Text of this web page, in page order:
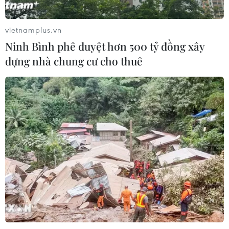
Xem thêm
CƠ QUAN CHỦ QUẢN: THÔNG TẤN XÃ VIỆT NAM
Tổng Biên tập: TRẦN TIẾN DUẨN
Phó Tổng Biên tập: NGUYỄN THỊ TÁM, KHÚC THANH
THỦY
Sở hữu trí tuệ
Quy định sử dụng
RSS
Hỗ trợ
Ngôn ngữ
TTXVN
vietnamplus.vn
Ninh Bình phê duyệt hơn 500 tỷ đồng xây
dựng nhà chung cư cho thuê